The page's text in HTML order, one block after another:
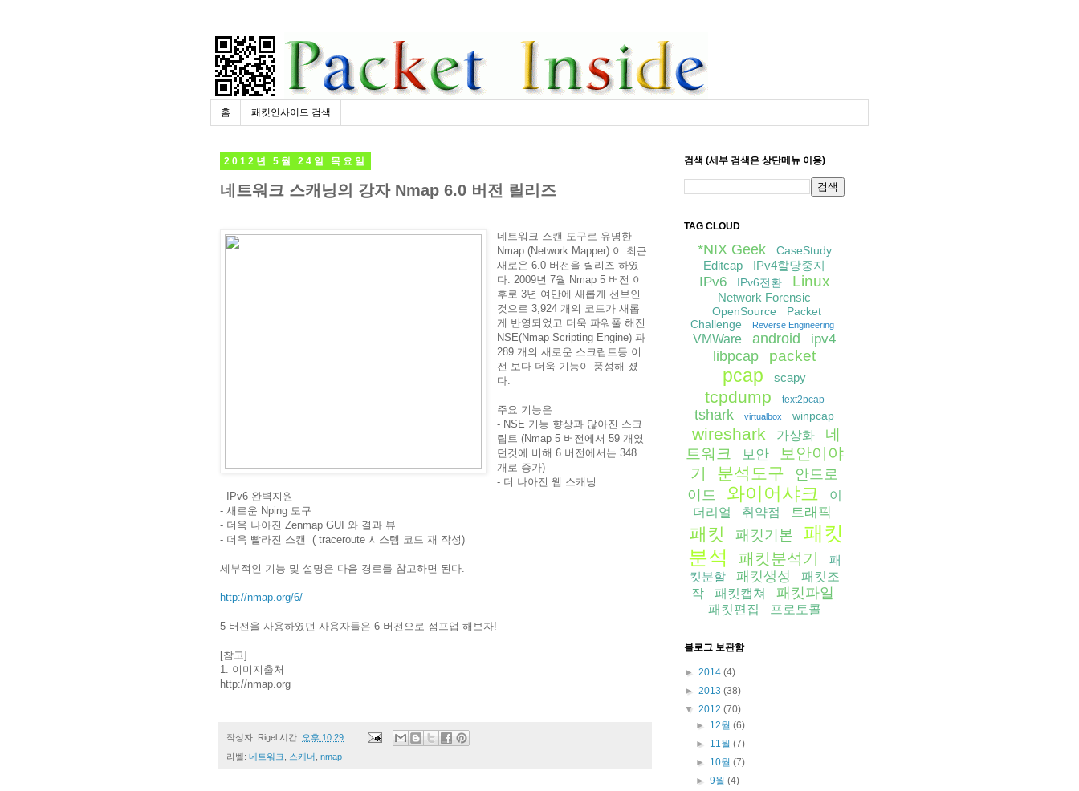
홈 패킷인사이드 검색
2012년 5월 24일 목요일
네트워크 스캐닝의 강자 Nmap 6.0 버전 릴리즈
네트워크 스캔 도구로 유명한
Nmap (Network Mapper) 이 최근
새로운 6.0 버전을 릴리즈 하였
다. 2009년 7월 Nmap 5 버전 이
후로 3년 여만에 새롭게 선보인
것으로 3,924 개의 코드가 새롭
게 반영되었고 더욱 파워풀 해진
NSE(Nmap Scripting Engine) 과
289 개의 새로운 스크립트등 이
전 보다 더욱 기능이 풍성해 졌
다.
주요 기능은
- NSE 기능 향상과 많아진 스크
립트 (Nmap 5 버전에서 59 개였
던것에 비해 6 버전에서는 348
개로 증가)
- 더 나아진 웹 스캐닝
- IPv6 완벽지원
- 새로운 Nping 도구
- 더욱 나아진 Zenmap GUI 와 결과 뷰
- 더욱 빨라진 스캔 ( traceroute 시스템 코드 재 작성)
세부적인 기능 및 설명은 다음 경로를 참고하면 된다.
http://nmap.org/6/
5 버전을 사용하였던 사용자들은 6 버전으로 점프업 해보자!
[참고]
1. 이미지출처
http://nmap.org
작성자: Rigel 시간: 오후 10:29
라벨: 네트워크 스캐너 nmap
검색 (세부 검색은 상단메뉴 이용)
TAG CLOUD
*NIX Geek CaseStudy
Editcap IPv4할당중지
IPv6 IPv6전환 Linux
Network Forensic
OpenSource
Packet
Challenge
Reverse Engineering
VMWare android ipv4
libpcap packet
pcap scapy
tcpdump text2pcap
tshark virtualbox winpcap
wireshark 가상화
네
트워크
보안
보안이야
기
분석도구
안드로
이드
와이어샤크
이
더리얼
취약점 트래픽
패킷 패킷기본
패킷
분석
패킷분석기
패
킷분할
패킷생성
패킷조
작
패킷캡쳐 패킷파일
패킷편집 프로토콜
블로그 보관함
► 2014 (4)
► 2013 (38)
▼ 2012 (70)
► 12월(6)
► 11월(7)
► 10월(7)
►9월(4)